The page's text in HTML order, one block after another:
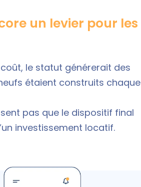
un levier pour les
le statut générerait des
étaient construits chaque
pas que le dispositif final
investissement locatif.